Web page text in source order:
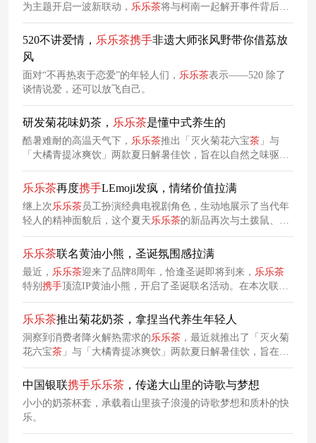
为主题开启一波新联动， 乐乐茶将与柯南一起解开事件背后的
真相，联动杯套、包装袋、kv、周边设计也将围绕主题开展。
520不讲爱情， 乐乐茶携手非遗大师张风野带你借荔放
风
面对“不再热衷于恋爱”的年轻人们， 乐乐茶表示——520 除了
谈情说爱，还可以放飞自己。
研发菊花味奶茶， 乐乐茶是懂中式养生的
酷暑难耐的高温天气下， 乐乐茶推出「灭火菊花六宝茶 」与
「大橘青提冰爽饮」两款夏日解暑佳饮，旨在以自然之味驱散
暑气。其中，「灭火菊花六宝茶」精选「菊花六宝」为茶魂，
巧妙融合奶香、果香与茶香的清新雅致，每一口都是对味蕾的
温柔抚慰。
乐乐茶再度携手LEmoji发疯，情绪价值拉满
继上次 乐乐茶员工扮演经典电视剧角色，生动地展示了当代年
轻人的精神面貌后，这个夏天 乐乐茶的新品再次与土拨鼠、柴
犬、猫咪组成的LEmoji合作，充当大家的“互联网代言人”，共
同表达不满情绪。
乐乐茶联名黄油小熊，圣诞氛围感拉满
最近， 乐乐茶迎来了品牌8周年，恰逢圣诞即将到来， 乐乐茶
特别 携手顶流IP黄油小熊，开启了圣诞联名活动。在本次联名
活动中，乐乐茶深度考量口味搭配与节日适配性，携手黄油小
熊推出系列特色新品，以及多款联名烘焙品，带给消费者“美味
甜点+可爱IP”的双重治愈感受。
乐乐茶推出菊花奶茶，拿捏当代养生年轻人
洞察到消费者降火解热需求的 乐乐茶 ，最近就推出了「灭火菊
花六宝茶 」与「大橘青提冰爽饮」两款夏日解暑佳饮，旨在以
自然之味驱散暑气。而乐乐茶巧妙地将中式养生理念与现代奶
茶的时尚口感相结合，既满足了年轻人对美味的追求，又符合
了他们对健康生活的向往，迎合了当下年轻人追求的朋克养生
理念。
中国银联携手乐乐茶 ，传递大山里的诗歌与梦想
小小的奶茶杯套，承载着山里孩子浪漫的诗歌梦想和质朴的快
乐。